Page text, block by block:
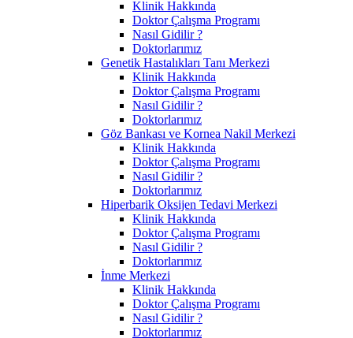
Klinik Hakkında
Doktor Çalışma Programı
Nasıl Gidilir ?
Doktorlarımız
Genetik Hastalıkları Tanı Merkezi
Klinik Hakkında
Doktor Çalışma Programı
Nasıl Gidilir ?
Doktorlarımız
Göz Bankası ve Kornea Nakil Merkezi
Klinik Hakkında
Doktor Çalışma Programı
Nasıl Gidilir ?
Doktorlarımız
Hiperbarik Oksijen Tedavi Merkezi
Klinik Hakkında
Doktor Çalışma Programı
Nasıl Gidilir ?
Doktorlarımız
İnme Merkezi
Klinik Hakkında
Doktor Çalışma Programı
Nasıl Gidilir ?
Doktorlarımız